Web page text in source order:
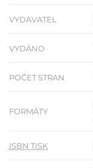
VYDAVATEL
VYDÁNO
POČET STRAN
FORMÁTY
ISBN TISK